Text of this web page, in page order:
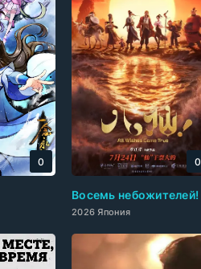
0
Восемь небожителей!
2026 Япония
0